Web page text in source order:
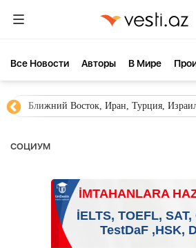
Все Новости Aвторы В Мире
Ближний Восток, Иран, Турция,
СОЦИУМ